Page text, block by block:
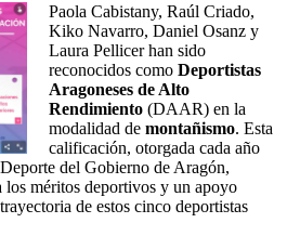
Paola Cabistany, Raúl Criado,
Kiko Navarro, Daniel Osanz y
Laura Pellicer han sido
reconocidos como Deportistas
Aragoneses de Alto
Rendimiento (DAAR) en la
modalidad de montañismo. Esta
calificación, otorgada cada año
del Gobierno de Aragón,
los méritos deportivos y un apoyo
de estos cinco deportistas